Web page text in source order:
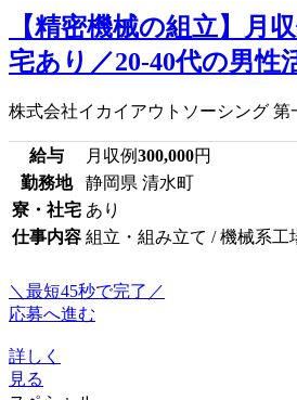
【精密機械の組立】月
宅あり／20-40代の男性
株式会社イカイアウトソーシング 第
給与 月収例300,000円
勤務地
静岡県 清水町
寮・社宅 あり
仕事内容 組立・組み立て / 機械系工
＼最短45秒で完了／
応募へ進む
詳しく
見る